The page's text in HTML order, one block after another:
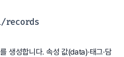
records
생성합니다. 속성 값(data)·태그·담